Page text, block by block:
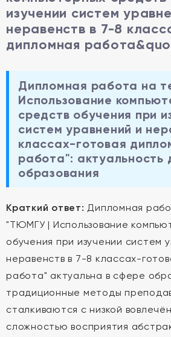
изучении систем
неравенств в 7-8
дипломная
Дипломная работа на
Использование
средств обучения при
систем уравнений и
классах-готовая
работа": актуальность
образования
Краткий ответ: Дипломная
"ТЮМГУ | Использование
обучения при изучении систем
неравенств в 7-8 классах-
работа" актуальна в сфере
традиционные методы
сталкиваются с низкой
сложностью восприятия